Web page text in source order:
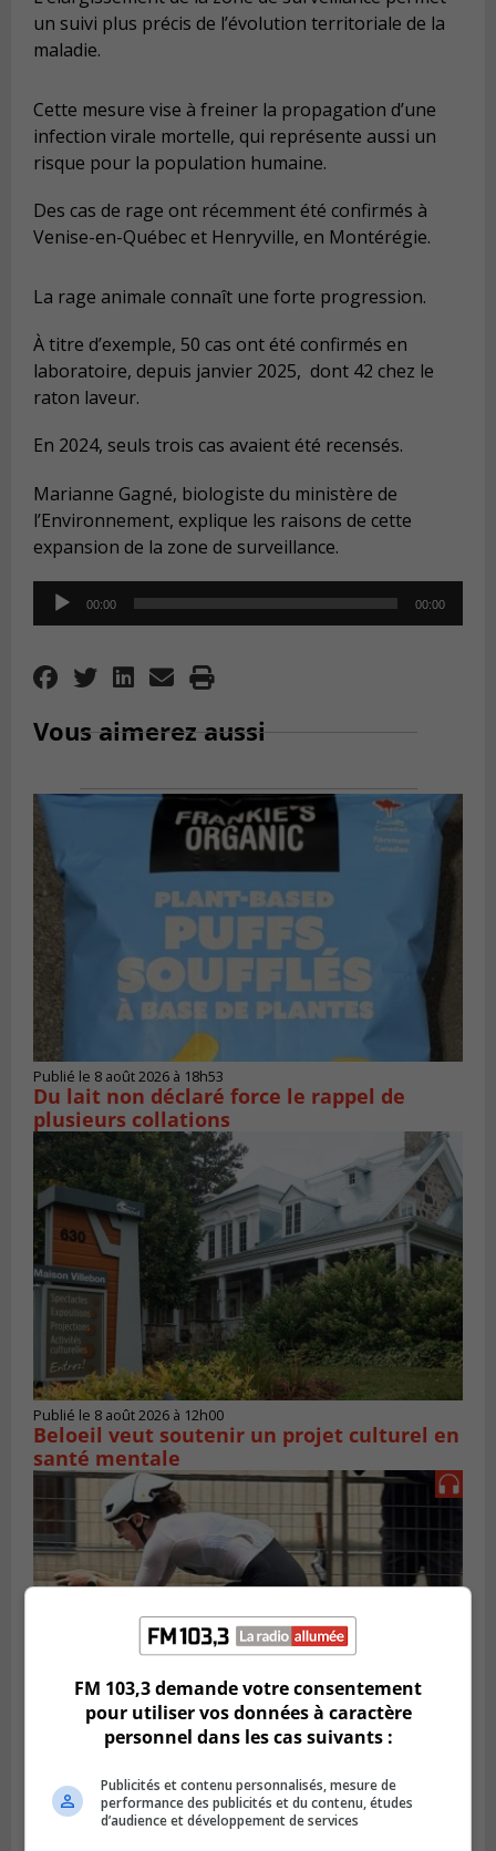
un suivi plus précis de l’évolution territoriale de la
maladie.
Cette mesure vise à freiner la propagation d’une
infection virale mortelle, qui représente aussi un
risque pour la population humaine.
Des cas de rage ont récemment été confirmés à
Venise-en-Québec et Henryville, en Montérégie.
La rage animale connaît une forte progression.
À titre d’exemple, 50 cas ont été confirmés en
laboratoire, depuis janvier 2025, dont 42 chez le
raton laveur.
En 2024, seuls trois cas avaient été recensés.
Marianne Gagné, biologiste du ministère de
l’Environnement, explique les raisons de cette
expansion de la zone de surveillance.
Audio
Player
00:00 00:00
Vous aimerez aussi
Publié le 8 août 2026 à 18h53
Du lait non déclaré force le rappel de
plusieurs collations
Publié le 8 août 2026 à 12h00
Beloeil veut soutenir un projet culturel en
santé mentale
SAINT-LAMBERT
De la fibrose kystique à l’Ironman : le
parcours inspirant d’Emma Fontaine
FM 103,3 demande votre consentement
pour utiliser vos données à caractère
personnel dans les cas suivants :
Publicités et contenu personnalisés, mesure de
performance des publicités et du contenu, études
d’audience et développement de services